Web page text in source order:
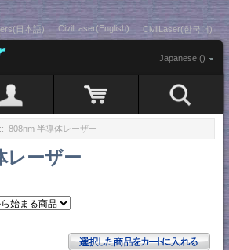
日本語) CivilLaser(English) CivilLaser(한국어)
Japanese ()
:: 808nm 半導体レーザー
レーザー